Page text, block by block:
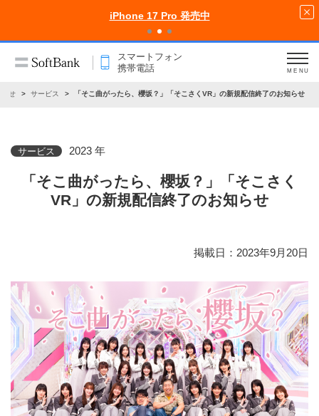
iPhone 17 Pro 発売中
スマートフォン
携帯電話
MENU
らせ サービス 「そこ曲がったら、櫻坂？」「そこさくVR」の新規配信終了のお知らせ
サービス 2023 年
「そこ曲がったら、櫻坂？」「そこさく
VR」の新規配信終了のお知らせ
掲載日：2023年9月20日